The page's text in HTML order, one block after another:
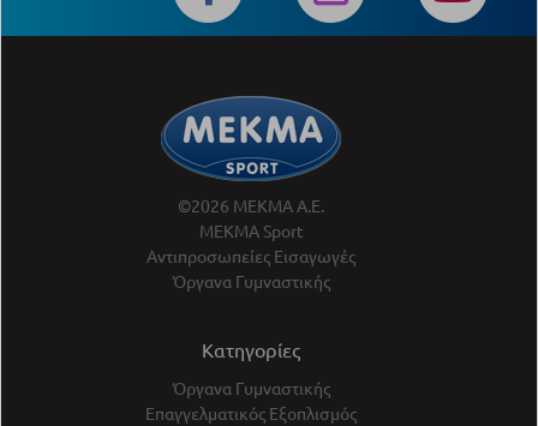
©2026 ΜΕΚΜΑ Α.Ε.
ΜΕΚΜΑ Sport
Αντιπροσωπείες Εισαγωγές
Όργανα Γυμναστικής
Κατηγορίες
Όργανα Γυμναστικής
Επαγγελματικός Εξοπλισμός